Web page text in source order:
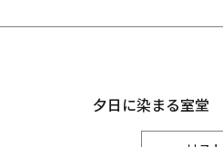
5月
夕日に染まる室堂